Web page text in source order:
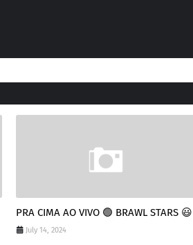
PRA CIMA AO VIVO 🟢 BRAWL STARS 😃
July 14, 2024